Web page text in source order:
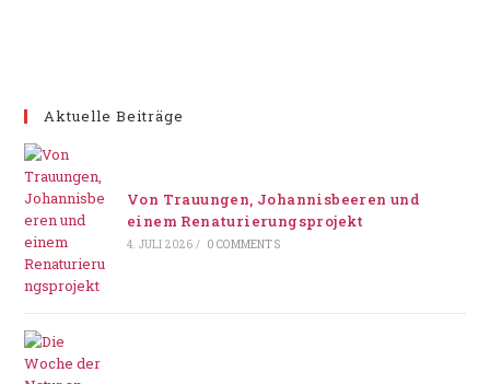
Aktuelle Beiträge
Von Trauungen, Johannisbeeren und
einem Renaturierungsprojekt
4. JULI 2026 / 0 COMMENTS